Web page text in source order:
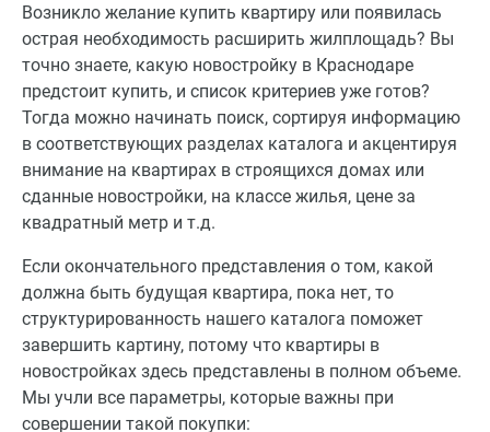
Возникло желание купить квартиру или появилась
острая необходимость расширить жилплощадь? Вы
точно знаете, какую новостройку в Краснодаре
предстоит купить, и список критериев уже готов?
Тогда можно начинать поиск, сортируя информацию
в соответствующих разделах каталога и акцентируя
внимание на квартирах в строящихся домах или
сданные новостройки, на классе жилья, цене за
квадратный метр и т.д.
Если окончательного представления о том, какой
должна быть будущая квартира, пока нет, то
структурированность нашего каталога поможет
завершить картину, потому что квартиры в
новостройках здесь представлены в полном объеме.
Мы учли все параметры, которые важны при
совершении такой покупки: